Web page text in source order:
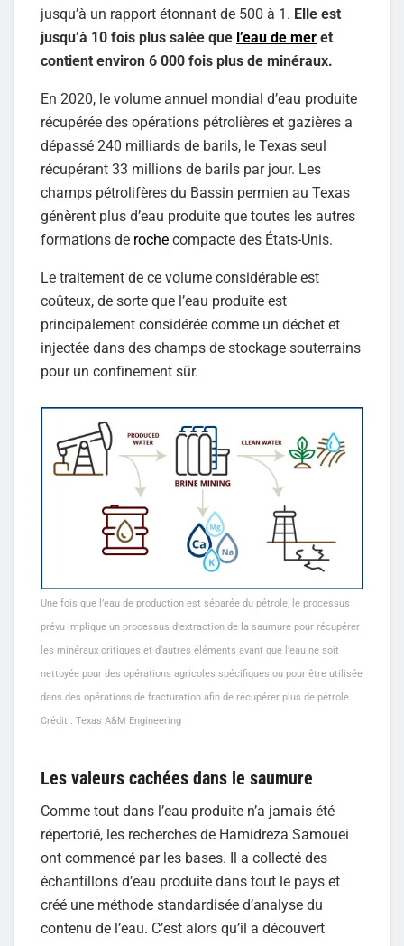
jusqu’à un rapport étonnant de 500 à 1. Elle est
jusqu’à 10 fois plus salée que l’eau de mer et
contient environ 6 000 fois plus de minéraux.
En 2020, le volume annuel mondial d’eau produite
récupérée des opérations pétrolières et gazières a
dépassé 240 milliards de barils, le Texas seul
récupérant 33 millions de barils par jour. Les
champs pétrolifères du Bassin permien au Texas
génèrent plus d’eau produite que toutes les autres
formations de roche compacte des États-Unis.
Le traitement de ce volume considérable est
coûteux, de sorte que l’eau produite est
principalement considérée comme un déchet et
injectée dans des champs de stockage souterrains
pour un confinement sûr.
Une fois que l’eau de production est séparée du pétrole, le processus
prévu implique un processus d’extraction de la saumure pour récupérer
les minéraux critiques et d’autres éléments avant que l’eau ne soit
nettoyée pour des opérations agricoles spécifiques ou pour être utilisée
dans des opérations de fracturation afin de récupérer plus de pétrole.
Crédit : Texas A&M Engineering
Les valeurs cachées dans le saumure
Comme tout dans l’eau produite n’a jamais été
répertorié, les recherches de Hamidreza Samouei
ont commencé par les bases. Il a collecté des
échantillons d’eau produite dans tout le pays et
créé une méthode standardisée d’analyse du
contenu de l’eau. C’est alors qu’il a découvert